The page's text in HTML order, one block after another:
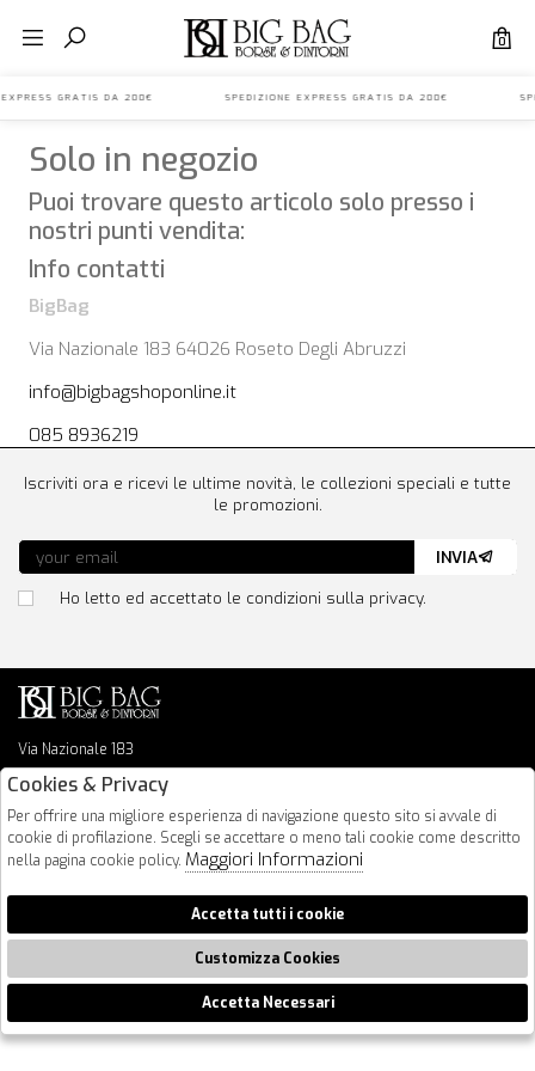
0
EXPRESS GRATIS DA 200€ SPEDIZIONE EXPRESS GRATIS DA 200€
Solo in negozio
Puoi trovare questo articolo solo presso i
nostri punti vendita:
Info contatti
BigBag
Via Nazionale 183 64026 Roseto Degli Abruzzi
info@bigbagshoponline.it
085 8936219
Via Nazionale 183
64026 Roseto Degli Abruzzi
info@bigbagshoponline.it
follow us
Iscriviti ora e ricevi le ultime novità, le collezioni speciali e tutte
le promozioni.
Ho letto ed accettato le condizioni sulla privacy.
INVIA
2026 BigBag - P.iva : 00916940679 Powered by
🍪
Cookies & Privacy
Per offrire una migliore esperienza di navigazione questo sito si avvale di
cookie di profilazione. Scegli se accettare o meno tali cookie come descritto
nella pagina cookie policy. Maggiori Informazioni
Accetta tutti i cookie
Customizza Cookies
Accetta Necessari